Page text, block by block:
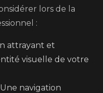
lors de la
:
attrayant et
visuelle de votre
Une navigation